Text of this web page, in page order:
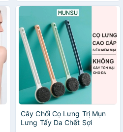
Cây Chổi Cọ Lưng Trị Mụn
Lưng Tẩy Da Chết Sợi